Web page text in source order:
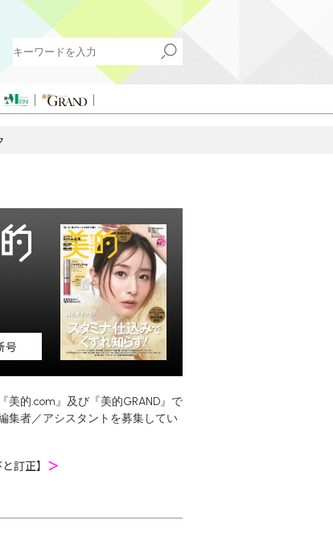
号
美的.com』及び『美的GRAND』で
集者／アシスタントを募集してい
訂正】 ＞